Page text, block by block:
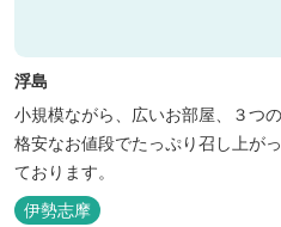
浮島
小規模ながら、広いお部屋、３つ
格安なお値段でたっぷり召し上が
ております。
伊勢志摩